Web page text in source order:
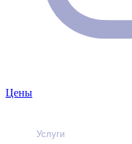
Цены
Услуги